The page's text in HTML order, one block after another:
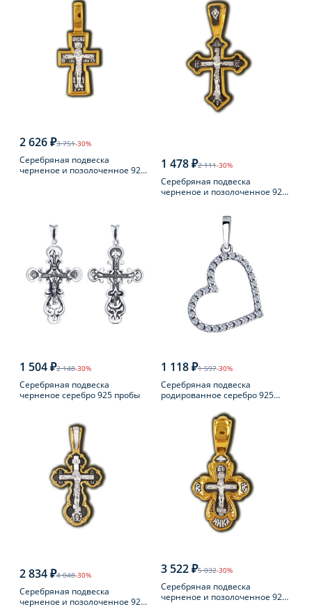
2 626 ₽3 751-30%
Серебряная подвеска
черненое и позолоченное 925
1 478 ₽2 111-30%
Серебряная подвеска
черненое и позолоченное 925
1 504 ₽2 148-30%
Серебряная подвеска
черненое серебро 925 пробы
1 118 ₽1 597-30%
Серебряная подвеска
родированное серебро 925
2 834 ₽4 048-30%
Серебряная подвеска
черненое и позолоченное 925
3 522 ₽5 032-30%
Серебряная подвеска
черненое и позолоченное 925